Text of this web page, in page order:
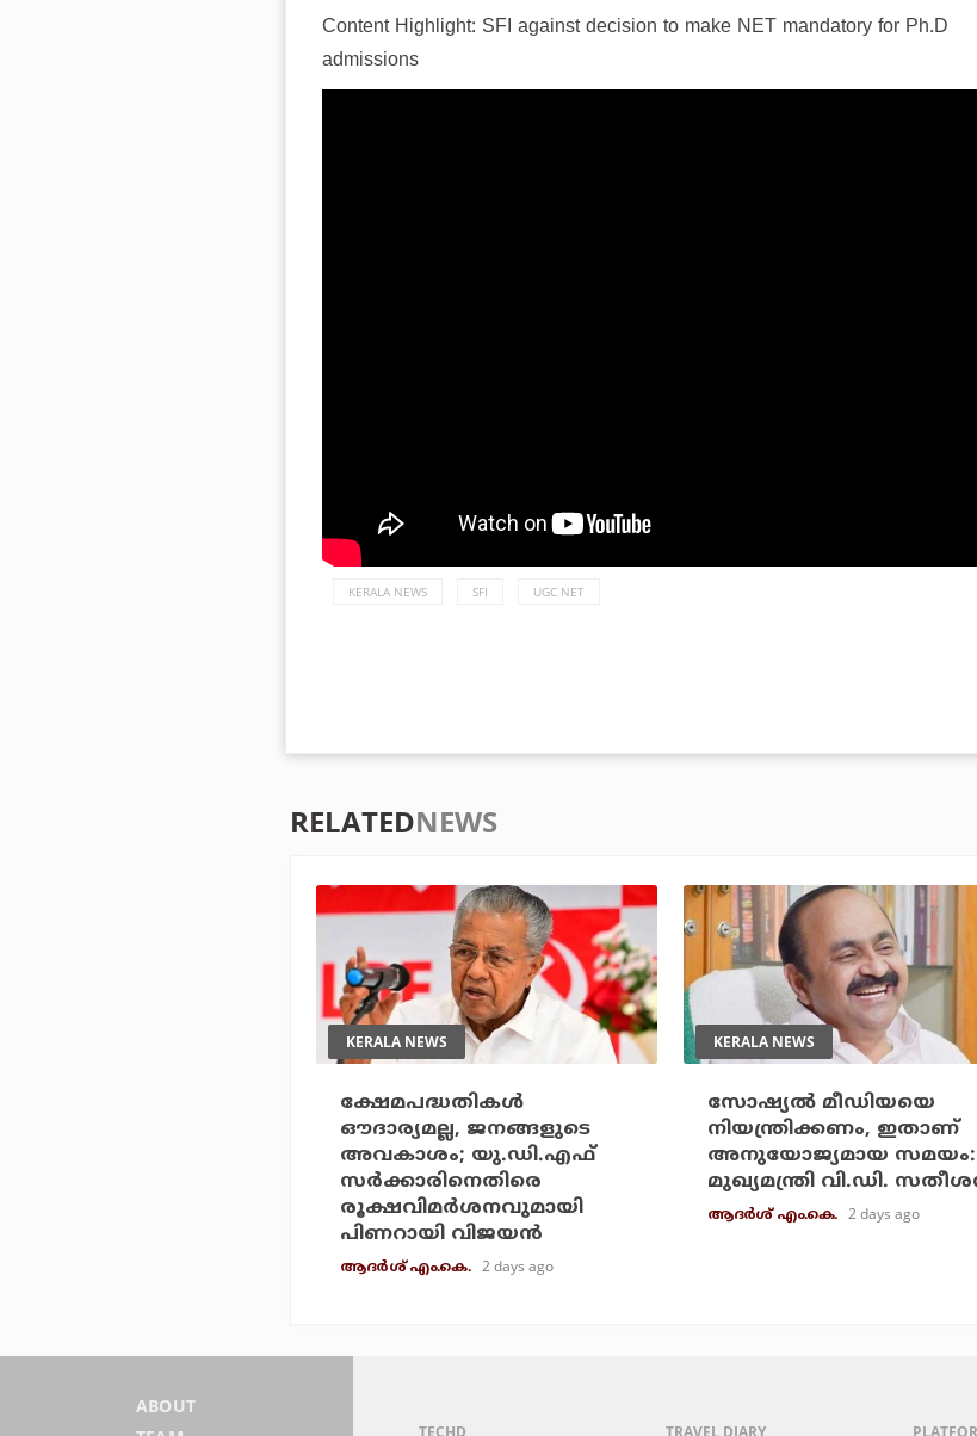
Content Highlight: SFI against decision to make NET mandatory for Ph.D
admissions
KERALA NEWS SFI UGC NET
RELATEDNEWS
KERALA NEWS
ക്ഷേമപദ്ധതികള്‍
ഔദാര്യമല്ല, ജനങ്ങളുടെ
അവകാശം; യു.ഡി.എഫ്
സര്‍ക്കാരിനെതിരെ
രൂക്ഷവിമര്‍ശനവുമായി
പിണറായി വിജയന്‍
ആദർശ് എം.കെ. 2 days ago
KERALA NEWS
സോഷ്യല്‍ മീഡിയയെ
നിയന്ത്രിക്കണം, ഇതാണ്
അനുയോജ്യമായ സമയം:
മുഖ്യമന്ത്രി വി.ഡി.
ആദർശ് എം.കെ. 2 days ago
ABOUT
TECHD TRAVEL DIARY